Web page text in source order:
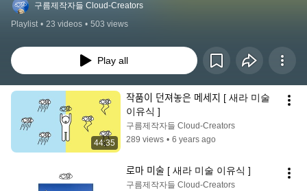
구름제작자들 Cloud-Creators
Playlist • 23 videos • 503 views
Play all
44:35
작품이 던져놓은 메세지 [ 새라 미술
이유식 ]
구름제작자들 Cloud-Creators
289 views • 6 years ago
로마 미술 [ 새라 미술 이유식 ]
구름제작자들 Cloud-Creators